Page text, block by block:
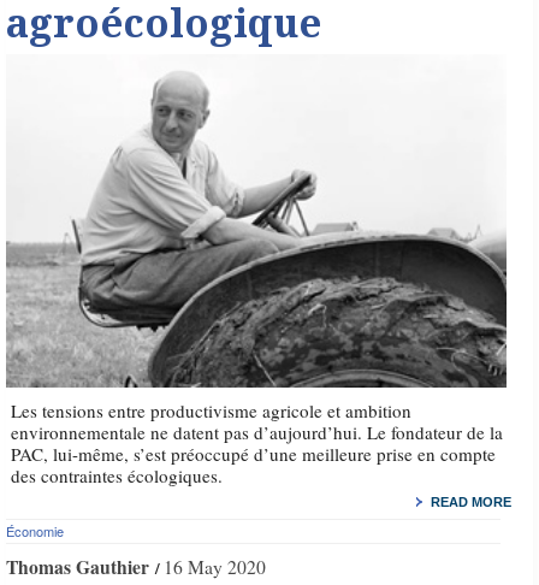
agroécologique
Les tensions entre productivisme agricole et ambition
environnementale ne datent pas d’aujourd’hui. Le fondateur de la
PAC, lui-même, s’est préoccupé d’une meilleure prise en compte
des contraintes écologiques.
READ MORE
Économie
Thomas Gauthier 16 May 2020